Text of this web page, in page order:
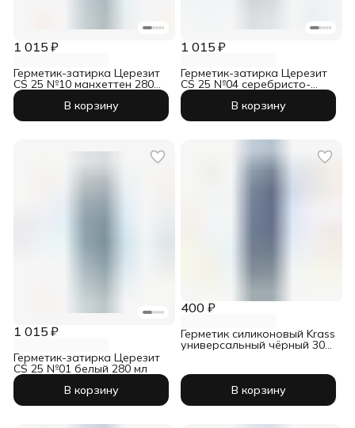
1 015 ₽
Герметик-затирка Церезит
CS 25 №10 манхеттен 280
мл
В корзину
1 015 ₽
Герметик-затирка Церезит
CS 25 №04 серебристо-
серый 280 мл
В корзину
1 015 ₽
Герметик-затирка Церезит
CS 25 №01 белый 280 мл
В корзину
400 ₽
Герметик силиконовый Krass
универсальный чёрный 300
В корзину